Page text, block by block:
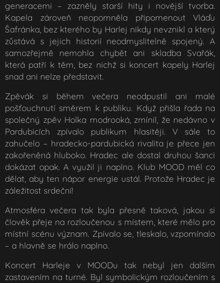
generacemi – zazněly starší hity i novější tvorba.
Kapela zároveň neopomněla připomenout Vláďu
Šafránka, bez kterého by Harlej nikdy nevznikl a který
zůstává s jejich historií neodmyslitelně spojený. A
samozřejmě nemohla chybět ani skladba Svařák,
která patří k těm, bez nichž si koncert kapely Harlej
snad ani nelze představit.
Zpěvák si během večera neodpustil ani malé
pošťouchnutí směrem k publiku. Když přišla řada na
společný zpěv Holka modrooká, zmínil, že nedávno v
Pardubicích zpívalo publikum hlasitěji. V sále to
zahučelo – hradecko-pardubická rivalita je přece jen
zakořeněná hluboko. Hradec ale dostal druhou šanci
dokázat opak. A využil ji naplno. Klub MOOD měl co
dělat, aby ten nápor energie ustál. Protože Hradec je
záležitost srdeční!
Atmosféra večera tak byla přesně taková, jakou si
člověk přeje na rozloučenou s místem, které mělo pro
místní scénu význam. Zpívalo se, tleskalo, vzpomínalo
– a hlavně se hrálo naplno.
Koncert Harleje v MOODu tak nebyl jen dalším
zastavením na turné. Byl symbolickým rozloučením s